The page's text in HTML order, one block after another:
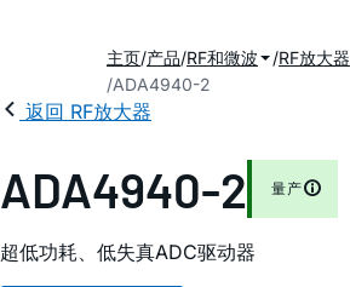
主页 产品 RF和微波
RF放大器
ADA4940-2
返回 RF放大器
ADA4940-2 量产
超低功耗、低失真ADC驱动器